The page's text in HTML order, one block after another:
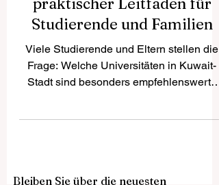
Kuwait-Stadt, Kuwait: Ein
praktischer Leitfaden für
Studierende und Familien
Viele Studierende und Eltern stellen die
Unterrichtssprache, dem Budget, der